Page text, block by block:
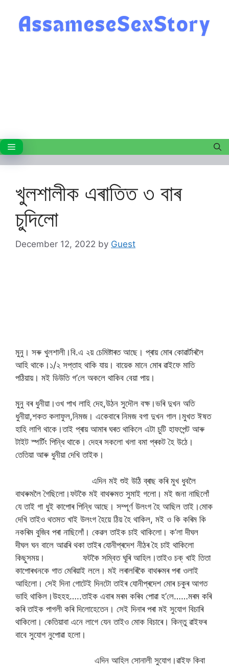
content
Menu
খুলশালীক এৰাতিত ৩ বাৰ
চুদিলো
December 12, 2022 by Guest
মুনু। সৰু খুলশালী।বি.এ ২য় চেমিষ্টাৰত আছে। প্ৰায় মোৰ কোৱাৰ্টাৰলৈ
আহি থাকে।১/২ সপ্তাহ থাকি যায়। বায়েক মানে মোৰ ৱাইফে মাতি
পঠিয়ায়। মই ডিউতি গ’লে অকলে থাকিব বেয়া পায়।
মুনু বৰ ধুনীয়া।ওখ পাখ লাহি দেহ,উঠন সুদৌল বক্ষ।ভৰি দুখন অতি
ধুনীয়া,শকত কলাফুল,নিমজ। একেবাৰে নিমজ বগা দুখন গাল।মুখত ঈষত
হাহি লাগি থাকে।তাই প্ৰায় আমাৰ ঘৰত থাকিলে এটা চুটি হাফপেন্ট আৰু
টাইট স্পৰ্টিং পিন্ধি থাকে। দেহৰ সকলো খলা বমা প্ৰকট হৈ উঠে।
তেতিয়া আৰু ধুনীয়া দেখি তাইক।
এদিন মই শুই উঠি ব্ৰাছ কৰি মুখ ধুবলৈ
বাথৰুমলৈ গৈছিলো।ফটকৈ মই বাথৰুমত সুমাই গলো। মই জনা নাছিলোঁ
যে তাই গা ধুই কাপোৰ পিন্ধি আছে। সম্পূৰ্ণ উলংগ হৈ আছিল তাই।মোক
দেখি তাইও থতমত খাই উলংগ হৈয়ে ঠিয় হৈ থাকিল, মই ও কি কৰিম কি
নকৰিম বুজিব পৰা নাছিলোঁ। কেৱল তাইক চাই থাকিলো। ক’লা দীঘল
দীঘল ঘন বালে আৱৰি থকা তাইৰ যোনীপ্ৰদেশ নীঠৰ হৈ চাই থাকিলো
কিছুসময়। ফটকৈ সম্বিত ঘূৰি আহিল।তাইও চক্ খাই তিতা
কাপোৰখনকে গাত মেৰিয়াই ললে। মই লৰালৰিকৈ বাথৰুমৰ পৰা ওলাই
আহিলো। সেই দিনা গোটেই দিনটো তাইৰ যোনীপ্ৰদেশ মোৰ চকুৰ আগত
ভাহি থাকিল।উহহহ…..তাইক এবাৰ মৰম কৰিব পোৱা হ’লে……মৰম কৰি
কৰি তাইক পাগলী কৰি দিলোহেতেন। সেই দিনাৰ পৰা মই সুযোগ বিচাৰি
থাকিলো। কেতিয়াবা এনে লাগে যেন তাইও মোক বিচাৰে। কিন্তু ৱাইফৰ
বাবে সুযোগ নুপোৱা হলো।
এদিন আহিল সোনালী সুযোগ।ৱাইফ কিবা